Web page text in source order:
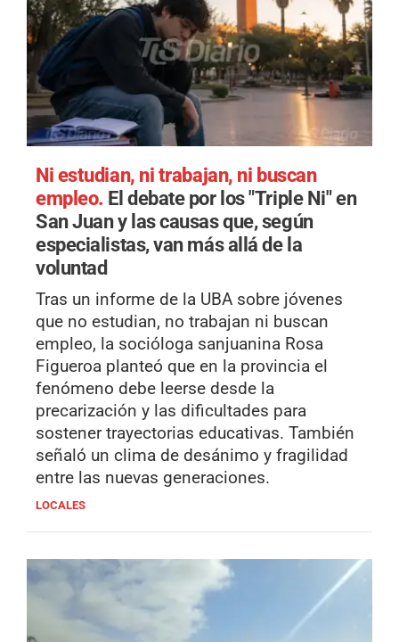
Ni estudian, ni trabajan, ni buscan
empleo. El debate por los "Triple Ni" en
San Juan y las causas que, según
especialistas, van más allá de la
voluntad
Tras un informe de la UBA sobre jóvenes
que no estudian, no trabajan ni buscan
empleo, la socióloga sanjuanina Rosa
Figueroa planteó que en la provincia el
fenómeno debe leerse desde la
precarización y las dificultades para
sostener trayectorias educativas. También
señaló un clima de desánimo y fragilidad
entre las nuevas generaciones.
LOCALES